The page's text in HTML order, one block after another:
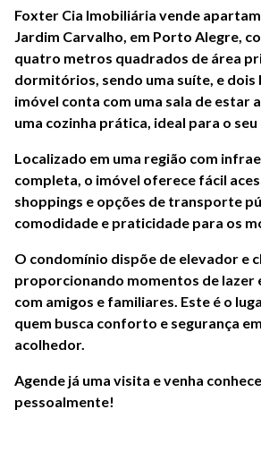
Foxter Cia Imobiliária vende
Jardim Carvalho, em Porto Alegre,
quatro metros quadrados de área
dormitórios, sendo uma suíte, e dois
imóvel conta com uma sala de estar
uma cozinha prática, ideal para o seu
Localizado em uma região com
completa, o imóvel oferece fácil
shoppings e opções de transporte
comodidade e praticidade para os
O condomínio dispõe de elevador e
proporcionando momentos de lazer
com amigos e familiares. Este é o
quem busca conforto e segurança
acolhedor.
Agende já uma visita e venha
pessoalmente!